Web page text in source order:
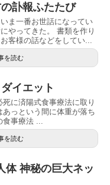
訃報ふたたび
ま一番お世話になってい
やってきた。 書類を作り
客様の話などをしてい...
を読む
イエット
に済陽式食事療法に取り
っという間に体重が落ち
事療法 ...
を読む
体 神秘の巨大ネッ